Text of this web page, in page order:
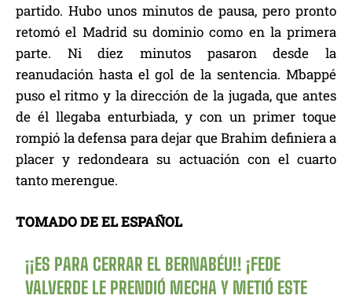
partido. Hubo unos minutos de pausa, pero pronto
retomó el Madrid su dominio como en la primera
parte. Ni diez minutos pasaron desde la
reanudación hasta el gol de la sentencia. Mbappé
puso el ritmo y la dirección de la jugada, que antes
de él llegaba enturbiada, y con un primer toque
rompió la defensa para dejar que Brahim definiera a
placer y redondeara su actuación con el cuarto
tanto merengue.
TOMADO DE EL ESPAÑOL
¡¡ES PARA CERRAR EL BERNABÉU!! ¡FEDE
VALVERDE LE PRENDIÓ MECHA Y METIÓ ESTE